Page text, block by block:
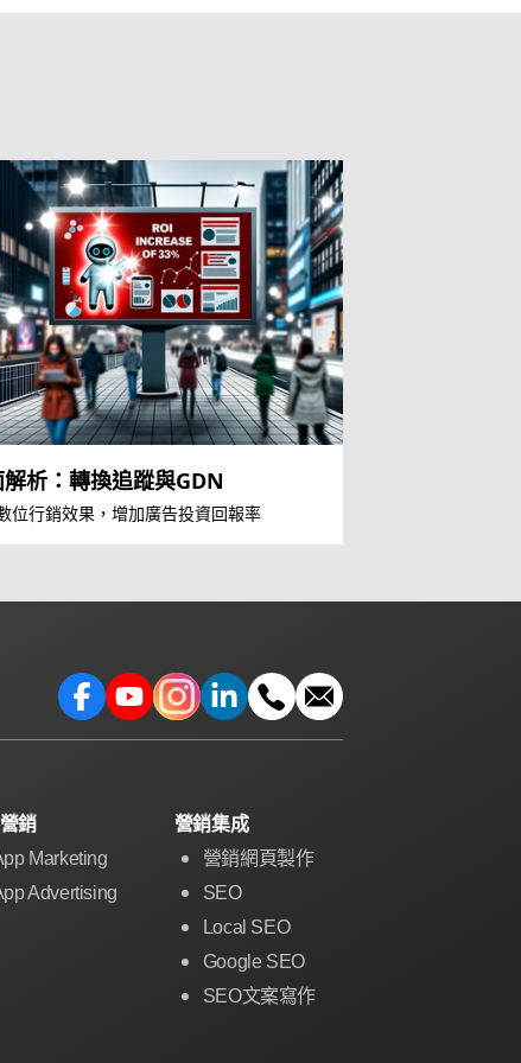
析：轉換追蹤與GDN
位行銷效果，增加廣告投資回報率
銷
Marketing
Advertising
營銷集成
營銷網頁製作
SEO
Local SEO
Google SEO
SEO文案寫作